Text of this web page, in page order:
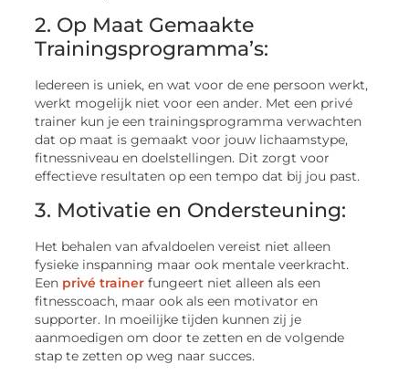
2. Op Maat Gemaakte
Trainingsprogramma’s:
Iedereen is uniek, en wat voor de ene persoon werkt,
werkt mogelijk niet voor een ander. Met een privé
trainer kun je een trainingsprogramma verwachten
dat op maat is gemaakt voor jouw lichaamstype,
fitnessniveau en doelstellingen. Dit zorgt voor
effectieve resultaten op een tempo dat bij jou past.
3. Motivatie en Ondersteuning:
Het behalen van afvaldoelen vereist niet alleen
fysieke inspanning maar ook mentale veerkracht.
Een privé trainer fungeert niet alleen als een
fitnesscoach, maar ook als een motivator en
supporter. In moeilijke tijden kunnen zij je
aanmoedigen om door te zetten en de volgende
stap te zetten op weg naar succes.